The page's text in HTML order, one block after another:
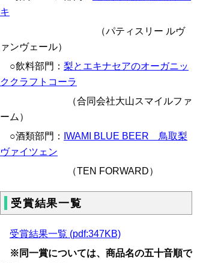
キ
（パティスリー ルヴ
ァンヴェール）
○飲料部門： 梨とエキナセアのオーガニッ
ククラフトコーラ
（合同会社大山スマイルファ
ーム）
○酒類部門：
IWAMI BLUE BEER 鳥取梨
ヴァイツェン
（TEN FORWARD）
受賞結果一覧
受賞結果一覧 (pdf:347KB)
※ 同一賞については、商品名の五十音順で